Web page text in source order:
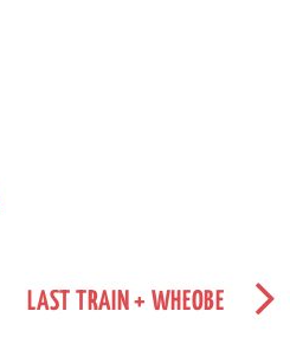
LAST TRAIN + WHEOBE